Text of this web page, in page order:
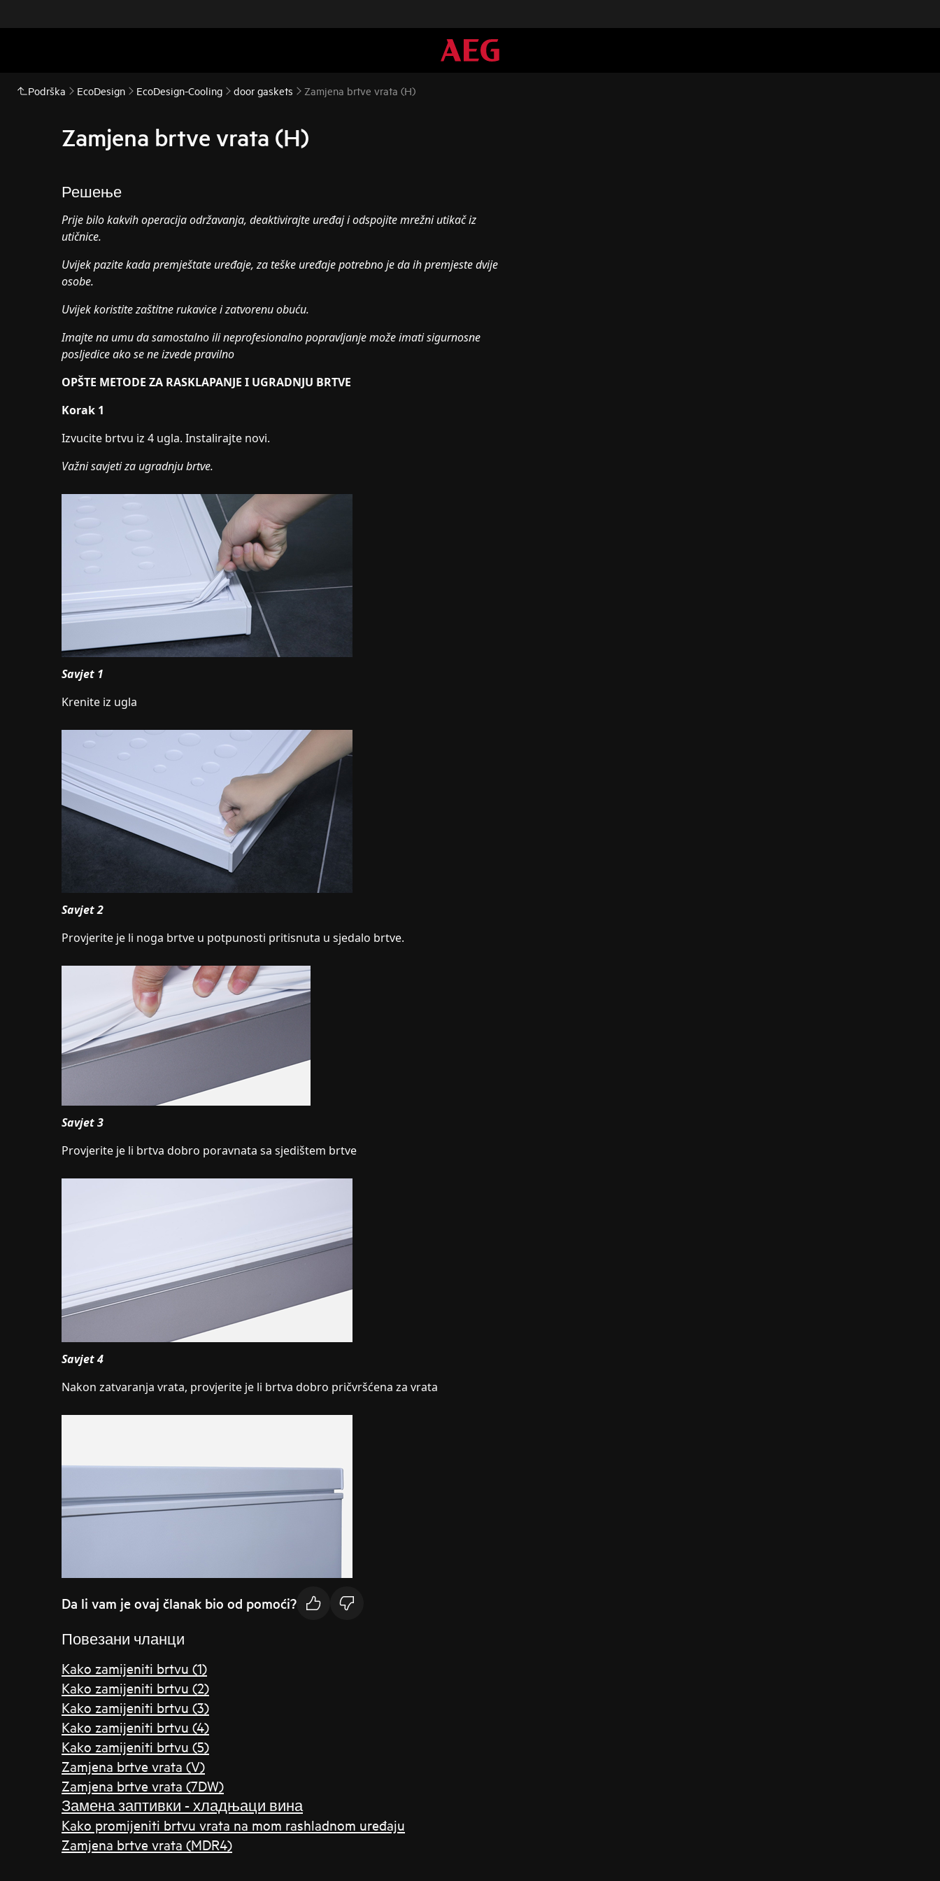
Podrška EcoDesign EcoDesign-Cooling door gaskets Zamjena brtve vrata (H)
Zamjena brtve vrata (H)
Решење
Prije bilo kakvih operacija održavanja, deaktivirajte uređaj i odspojite mrežni utikač iz
utičnice.
Uvijek pazite kada premještate uređaje, za teške uređaje potrebno je da ih premjeste dvije
osobe.
Uvijek koristite zaštitne rukavice i zatvorenu obuću.
Imajte na umu da samostalno ili neprofesionalno popravljanje može imati sigurnosne
posljedice ako se ne izvede pravilno
OPŠTE METODE ZA RASKLAPANJE I UGRADNJU BRTVE
Korak 1
Izvucite brtvu iz 4 ugla. Instalirajte novi.
Važni savjeti za ugradnju brtve.
Savjet 1
Krenite iz ugla
Savjet 2
Provjerite je li noga brtve u potpunosti pritisnuta u sjedalo brtve.
Savjet 3
Provjerite je li brtva dobro poravnata sa sjedištem brtve
Savjet 4
Nakon zatvaranja vrata, provjerite je li brtva dobro pričvršćena za vrata
Da li vam je ovaj članak bio od pomoći?
Повезани чланци
Kako zamijeniti brtvu (1)
Kako zamijeniti brtvu (2)
Kako zamijeniti brtvu (3)
Kako zamijeniti brtvu (4)
Kako zamijeniti brtvu (5)
Zamjena brtve vrata (V)
Zamjena brtve vrata (7DW)
Замена заптивки - хладњаци вина
Kako promijeniti brtvu vrata na mom rashladnom uređaju
Zamjena brtve vrata (MDR4)